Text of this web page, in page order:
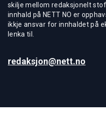
skilje mellom redaksjonelt
innhald på NETT NO er
ikkje ansvar for innhaldet på
lenka til.
redaksjon@nett.no